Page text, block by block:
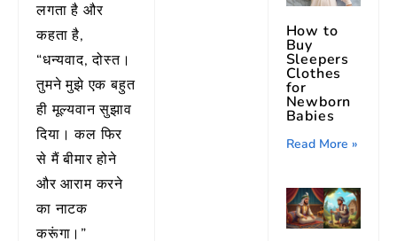
लगता है और
कहता है,
“धन्यवाद, दोस्त।
तुमने मुझे एक बहुत
ही मूल्यवान सुझाव
दिया। कल फिर
से मैं बीमार होने
और आराम करने
का नाटक
करूंगा।”
How to
Buy
Sleepers
Clothes
for
Newborn
Babies
Read More »